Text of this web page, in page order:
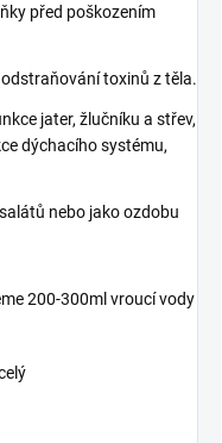
před poškozením
toxinů z těla.
jater, žlučníku a střev,
dýchacího systému,
nebo jako ozdobu
200-300ml vroucí vody